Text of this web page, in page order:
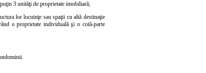
3 unităţi de proprietate imobiliară;
lor locuinţe sau spaţii cu altă destinaţie
o proprietate individuală şi o cotă-parte